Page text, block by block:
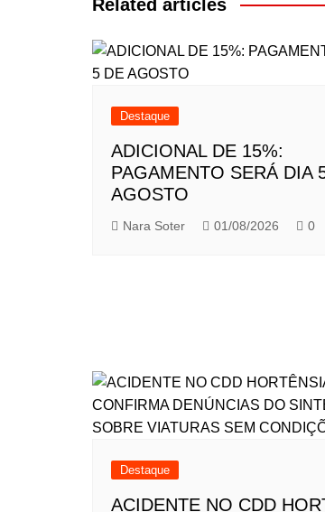
Related articles
Destaque
ADICIONAL DE 15%:
PAGAMENTO SERÁ DIA
AGOSTO
Nara Soter 01/08/2026 0
Destaque
ACIDENTE NO CDD